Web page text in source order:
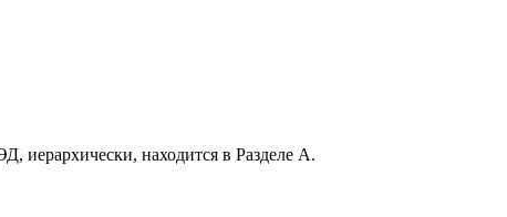
иерархически, находится в Разделе А.